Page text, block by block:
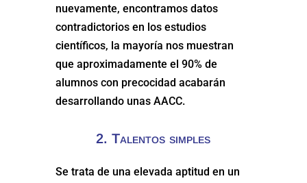
nuevamente, encontramos datos
contradictorios en los estudios
científicos, la mayoría nos muestran
que aproximadamente el 90% de
alumnos con precocidad acabarán
desarrollando unas AACC.
2. Talentos simples
Se trata de una elevada aptitud en un